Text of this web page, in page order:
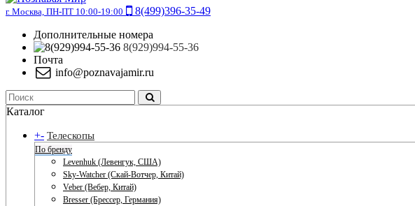
г. Москва, ПН-ПТ 10:00-19:00
8(499)396-35-49
Дополнительные номера
8(929)994-55-36
Почта
info@poznavajamir.ru
Каталог
+- Телескопы
По бренду
Levenhuk (Левенгук, США)
Sky-Watcher (Скай-Вотчер, Китай)
Veber (Вебер, Китай)
Bresser (Брессер, Германия)